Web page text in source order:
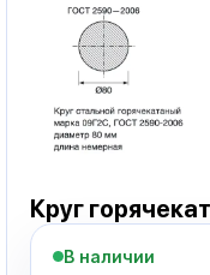
Круг
В наличии